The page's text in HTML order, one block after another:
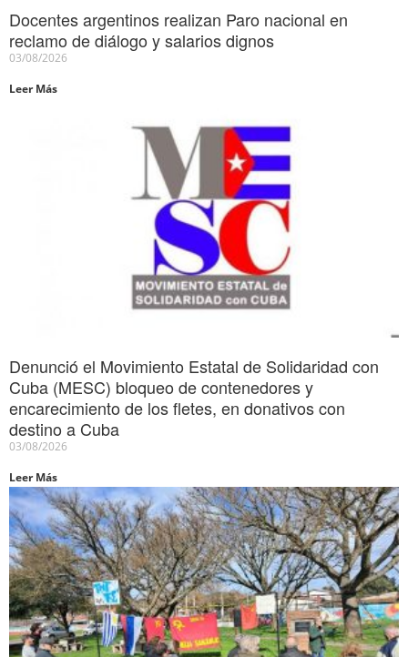
Docentes argentinos realizan Paro nacional en
reclamo de diálogo y salarios dignos
03/08/2026
Leer Más
Denunció el Movimiento Estatal de Solidaridad con
Cuba (MESC) bloqueo de contenedores y
encarecimiento de los fletes, en donativos con
destino a Cuba
03/08/2026
Leer Más